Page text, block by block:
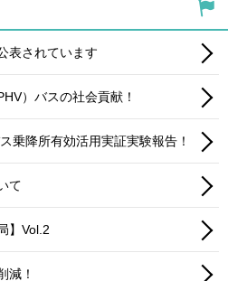
表されています
）バスの社会貢献！
乗降所有効活用実証実験報告！
て
】Vol.2
減！